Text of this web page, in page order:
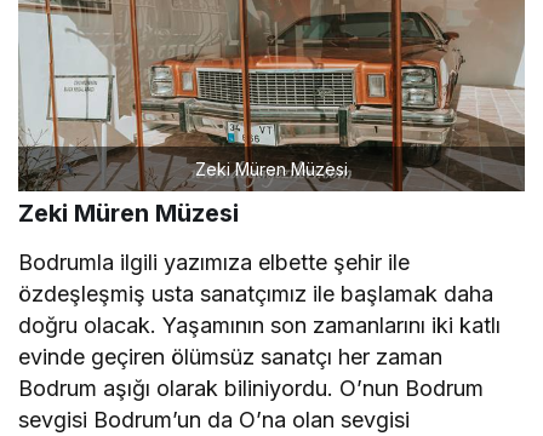
Zeki Müren Müzesi
Zeki Müren Müzesi
Bodrumla ilgili yazımıza elbette şehir ile
özdeşleşmiş usta sanatçımız ile başlamak daha
doğru olacak. Yaşamının son zamanlarını iki katlı
evinde geçiren ölümsüz sanatçı her zaman
Bodrum aşığı olarak biliniyordu. O’nun Bodrum
sevgisi Bodrum’un da O’na olan sevgisi